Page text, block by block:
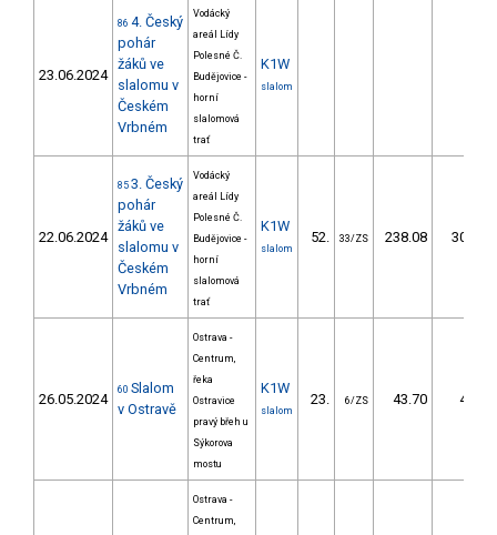
23.06.2024
86 4. Český
pohár
žáků ve
slalomu v
Českém
Vrbném
Vodácký
areál Lídy
Polesné Č.
Budějovice -
horní
slalomová
trať
K1W
slalom
22.06.2024
85 3. Český
pohár
žáků ve
slalomu v
Českém
Vrbném
Vodácký
areál Lídy
Polesné Č.
Budějovice -
horní
slalomová
trať
K1W
slalom
52. 33/ZS 238.08 300,9
26.05.2024
60 Slalom
v Ostravě
Ostrava -
Centrum,
řeka
Ostravice
pravý břeh u
Sýkorova
mostu
K1W
slalom
23. 6/ZS 43.70 40,4
Ostrava -
Centrum,